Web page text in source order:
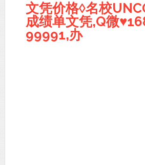
文凭价格◊名校
成绩单文凭,Q微
99991,办